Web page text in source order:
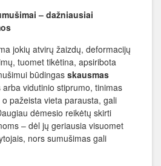
– dažniausiai
jokių atvirų žaizdų, deformacijų
tuomet tikėtina, apsiribota
būdingas skausmas
vidutinio stiprumo, tinimas
pažeista vieta parausta, gali
dėmesio reikėtų skirti
– dėl jų geriausia visuomet
nors sumušimas gali